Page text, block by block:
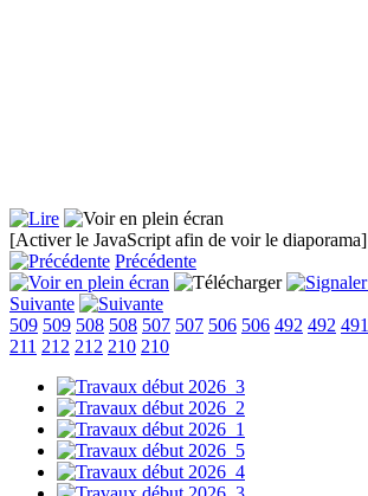
[Activer le JavaScript afin de voir le diaporama]
Précédente
Suivante
509 509 508 508 507 507 506 506 492 492 491
211 212 212 210 210